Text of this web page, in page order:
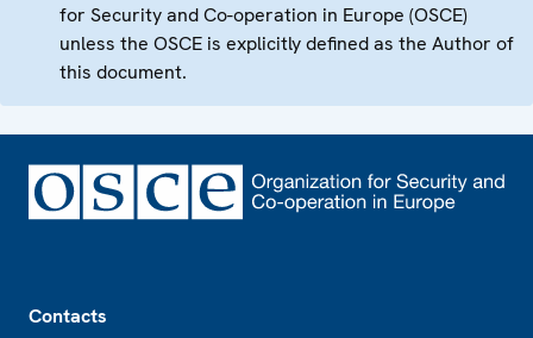
for Security and Co-operation in Europe (OSCE)
unless the OSCE is explicitly defined as the Author of
this document.
Contacts